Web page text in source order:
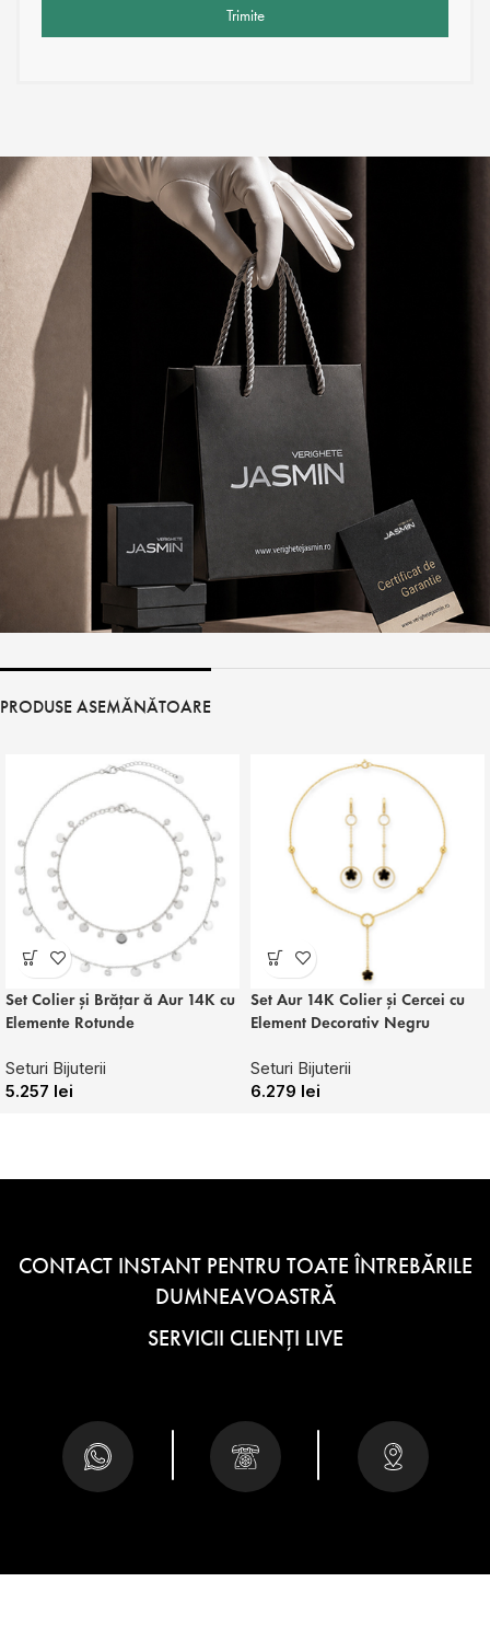
Trimite
PRODUSE ASEMĂNĂTOARE
Set Colier și Brățar ă Aur 14K cu
Elemente Rotunde
Seturi Bijuterii
5.257 lei
Set Aur 14K Colier și Cercei cu
Element Decorativ Negru
Seturi Bijuterii
6.279 lei
CONTACT INSTANT PENTRU TOATE ÎNTREBĂRILE
DUMNEAVOASTRĂ
SERVICII CLIENȚI LIVE